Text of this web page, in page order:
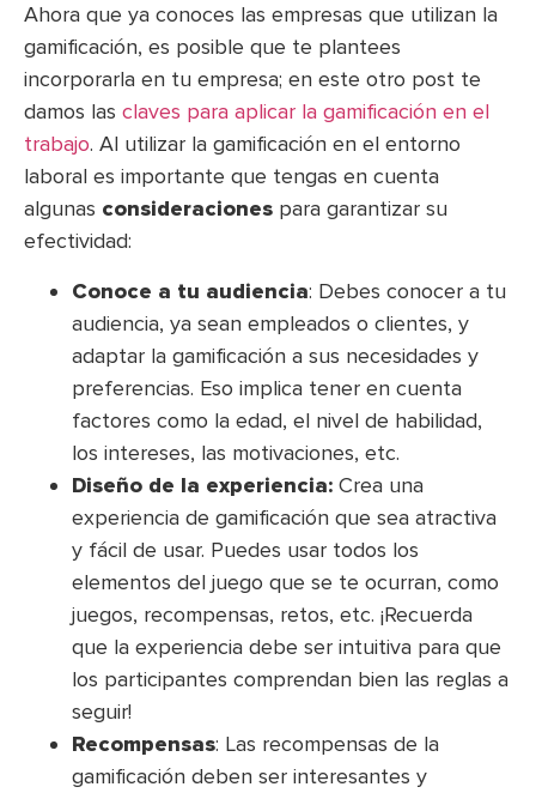
Ahora que ya conoces las empresas que utilizan la
gamificación, es posible que te plantees
incorporarla en tu empresa; en este otro post te
damos las claves para aplicar la gamificación en el
trabajo. Al utilizar la gamificación en el entorno
laboral es importante que tengas en cuenta
algunas consideraciones para garantizar su
efectividad:
Conoce a tu audiencia: Debes conocer a tu
audiencia, ya sean empleados o clientes, y
adaptar la gamificación a sus necesidades y
preferencias. Eso implica tener en cuenta
factores como la edad, el nivel de habilidad,
los intereses, las motivaciones, etc.
Diseño de la experiencia: Crea una
experiencia de gamificación que sea atractiva
y fácil de usar. Puedes usar todos los
elementos del juego que se te ocurran, como
juegos, recompensas, retos, etc. ¡Recuerda
que la experiencia debe ser intuitiva para que
los participantes comprendan bien las reglas a
seguir!
Recompensas: Las recompensas de la
gamificación deben ser interesantes y